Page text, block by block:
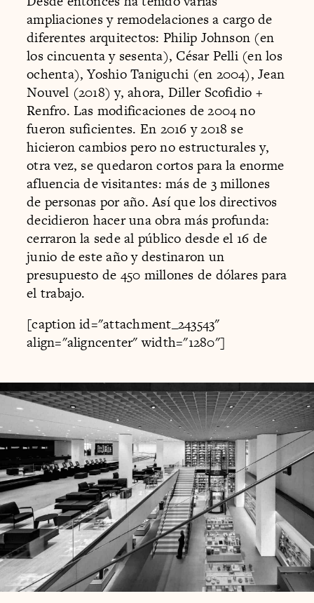
ampliaciones y remodelaciones a cargo de
diferentes arquitectos: Philip Johnson (en
los cincuenta y sesenta), César Pelli (en los
ochenta), Yoshio Taniguchi (en 2004), Jean
Nouvel (2018) y, ahora, Diller Scofidio +
Renfro. Las modificaciones de 2004 no
fueron suficientes. En 2016 y 2018 se
hicieron cambios pero no estructurales y,
otra vez, se quedaron cortos para la enorme
afluencia de visitantes: más de 3 millones
de personas por año. Así que los directivos
decidieron hacer una obra más profunda:
cerraron la sede al público desde el 16 de
junio de este año y destinaron un
presupuesto de 450 millones de dólares para
el trabajo.
[caption id="attachment_243543"
align="aligncenter" width="1280"]